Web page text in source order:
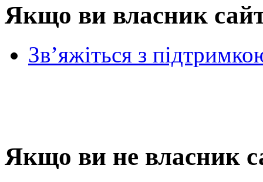
Якщо ви власник
Зв’яжіться з
Якщо ви не власник